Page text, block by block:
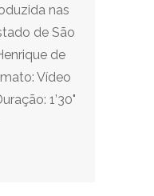
nas
de São
de
Vídeo
1’30"